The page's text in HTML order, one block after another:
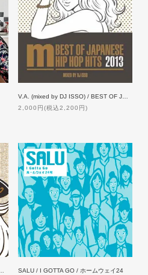
2,000円(税込2,200円)
SALU / I GOTTA GO / ホームウェイ24